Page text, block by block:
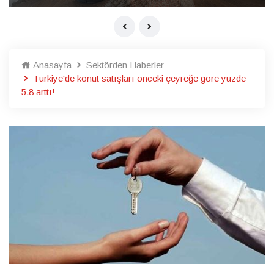
Anasayfa
Sektörden Haberler
Türkiye'de konut satışları önceki çeyreğe göre yüzde
5.8 arttı!